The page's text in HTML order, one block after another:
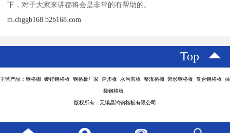
下，对于大家来讲都将会是非常的有帮助的。
m.chggb168.b2b168.com
Top
主营产品：钢格栅 镀锌钢格板 钢格板厂家 踏步板 水沟盖板 整流格栅 齿形钢格板 复合钢格板 插
接钢格板
版权所有：无锡昌鸿钢格板有限公司